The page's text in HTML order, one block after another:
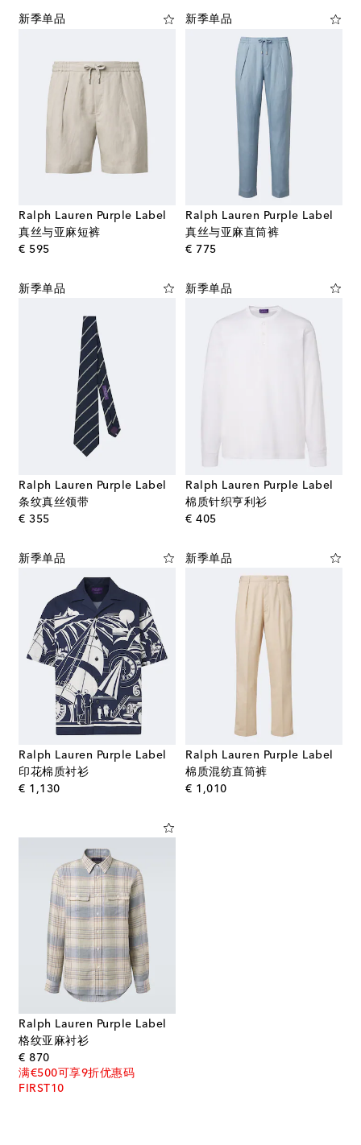
新季单品
Ralph Lauren Purple Label
真丝与亚麻短裤
€ 595original price
新季单品
Ralph Lauren Purple Label
真丝与亚麻直筒裤
€ 775original price
新季单品
Ralph Lauren Purple Label
条纹真丝领带
€ 355original price
新季单品
Ralph Lauren Purple Label
棉质针织亨利衫
€ 405original price
新季单品
Ralph Lauren Purple Label
印花棉质衬衫
€ 1,130original price
新季单品
Ralph Lauren Purple Label
棉质混纺直筒裤
€ 1,010original price
Ralph Lauren Purple Label
格纹亚麻衬衫
€ 870original price
满€500可享9折优惠码
FIRST10